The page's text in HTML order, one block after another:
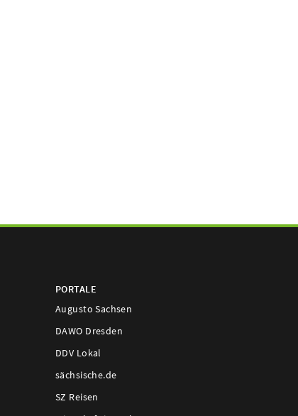
PORTALE
Augusto Sachsen
DAWO Dresden
DDV Lokal
sächsische.de
SZ Reisen